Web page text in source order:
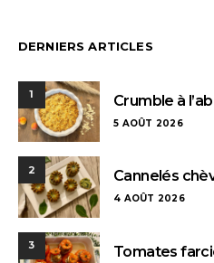
DERNIERS ARTICLES
1 Crumble à
5 AOÛT 2026
2 Cannelés
4 AOÛT 2026
3 Tomates